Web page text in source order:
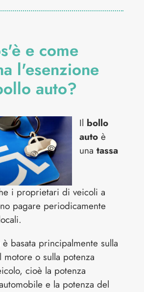
e come
l'esenzione
auto?
Il bollo
auto è
una tassa
i proprietari di veicoli a
pagare periodicamente
è basata principalmente sulla
o sulla potenza
cioè la potenza
e la potenza del